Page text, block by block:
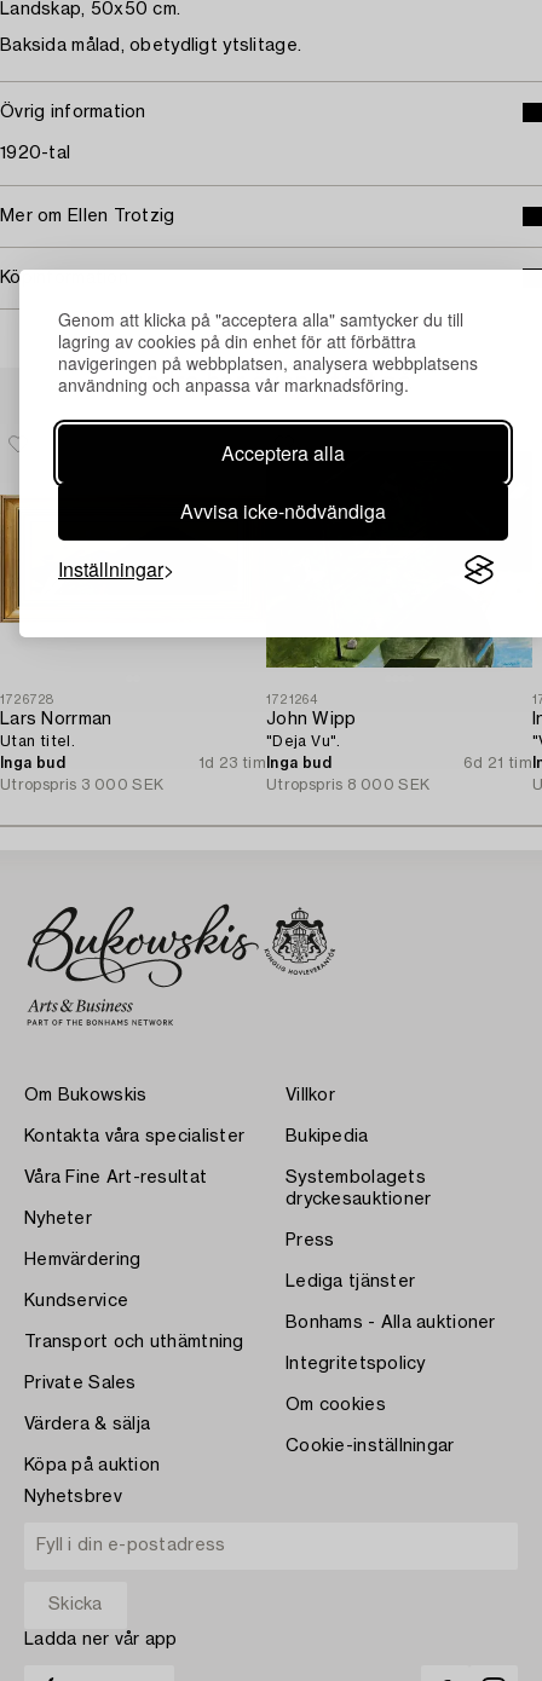
Genom att klicka på "acceptera alla" samtycker du till
lagring av cookies på din enhet för att förbättra
navigeringen på webbplatsen, analysera webbplatsens
användning och anpassa vår marknadsföring.
Acceptera alla
Avvisa icke-nödvändiga
Inställningar
Landskap, 50x50 cm.
Baksida målad, obetydligt ytslitage.
Övrig information
1920-tal
Mer om Ellen Trotzig
Köpinformation
Andra har även tittat på
1726728
Lars Norrman
Utan titel.
Inga bud
1d 23 tim
Utropspris 3 000 SEK
1721264
John Wipp
"Deja Vu".
Inga bud
6d 21 tim
Utropspris 8 000 SEK
Om Bukowskis
Kontakta våra specialister
Våra Fine Art-resultat
Nyheter
Hemvärdering
Kundservice
Transport och uthämtning
Private Sales
Värdera & sälja
Köpa på auktion
Villkor
Bukipedia
Systembolagets
dryckesauktioner
Press
Lediga tjänster
Bonhams - Alla auktioner
Integritetspolicy
Om cookies
Cookie-inställningar
Nyhetsbrev
Ladda ner vår app